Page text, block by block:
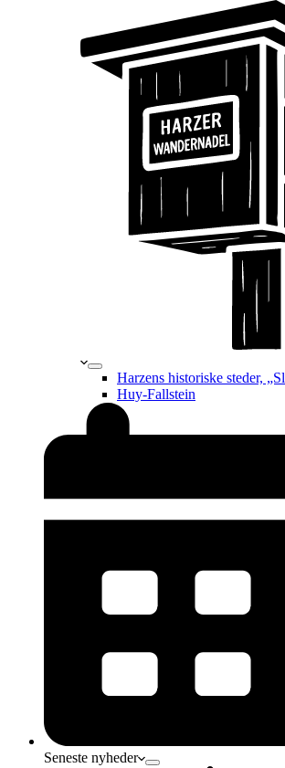
Harzens historiske steder,
Huy-Fallstein
Seneste nyheder